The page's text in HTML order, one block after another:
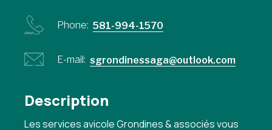
Phone: 581-994-1570
E-mail: sgrondinessaga@outlook.com
Description
Les services avicole Grondines & associés vous